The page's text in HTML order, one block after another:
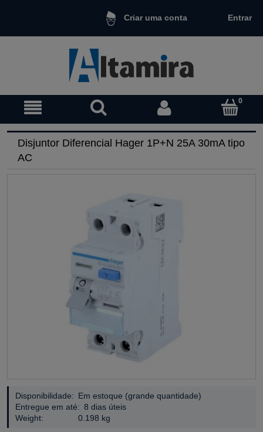
Criar uma conta Entrar
Disjuntor Diferencial Hager 1P+N 25A 30mA tipo
AC
Disponibilidade: Em estoque (grande quantidade)
Entregue em até: 8 dias úteis
Weight:
0.198 kg